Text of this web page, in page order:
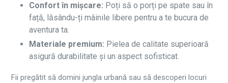
Confort în mișcare: Poți să o porți pe spate sau în
față, lăsându-ți mâinile libere pentru a te bucura de
aventura ta.
Materiale premium: Pielea de calitate superioară
asigură durabilitate și un aspect sofisticat.
Fii pregătit să domini jungla urbană sau să descoperi locuri